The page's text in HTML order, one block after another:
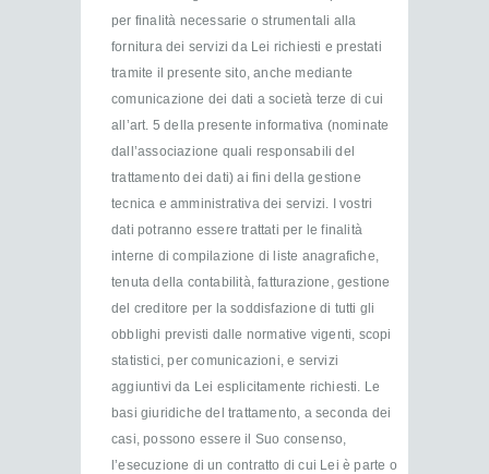
per finalità necessarie o strumentali alla
fornitura dei servizi da Lei richiesti e prestati
tramite il presente sito, anche mediante
comunicazione dei dati a società terze di cui
all’art. 5 della presente informativa (nominate
dall’associazione quali responsabili del
trattamento dei dati) ai fini della gestione
tecnica e amministrativa dei servizi. I vostri
dati potranno essere trattati per le finalità
interne di compilazione di liste anagrafiche,
tenuta della contabilità, fatturazione, gestione
del creditore per la soddisfazione di tutti gli
obblighi previsti dalle normative vigenti, scopi
statistici, per comunicazioni, e servizi
aggiuntivi da Lei esplicitamente richiesti. Le
basi giuridiche del trattamento, a seconda dei
casi, possono essere il Suo consenso,
l’esecuzione di un contratto di cui Lei è parte o